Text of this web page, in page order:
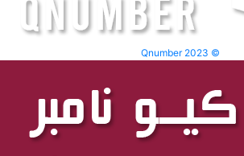
Qnumber 2023 ©